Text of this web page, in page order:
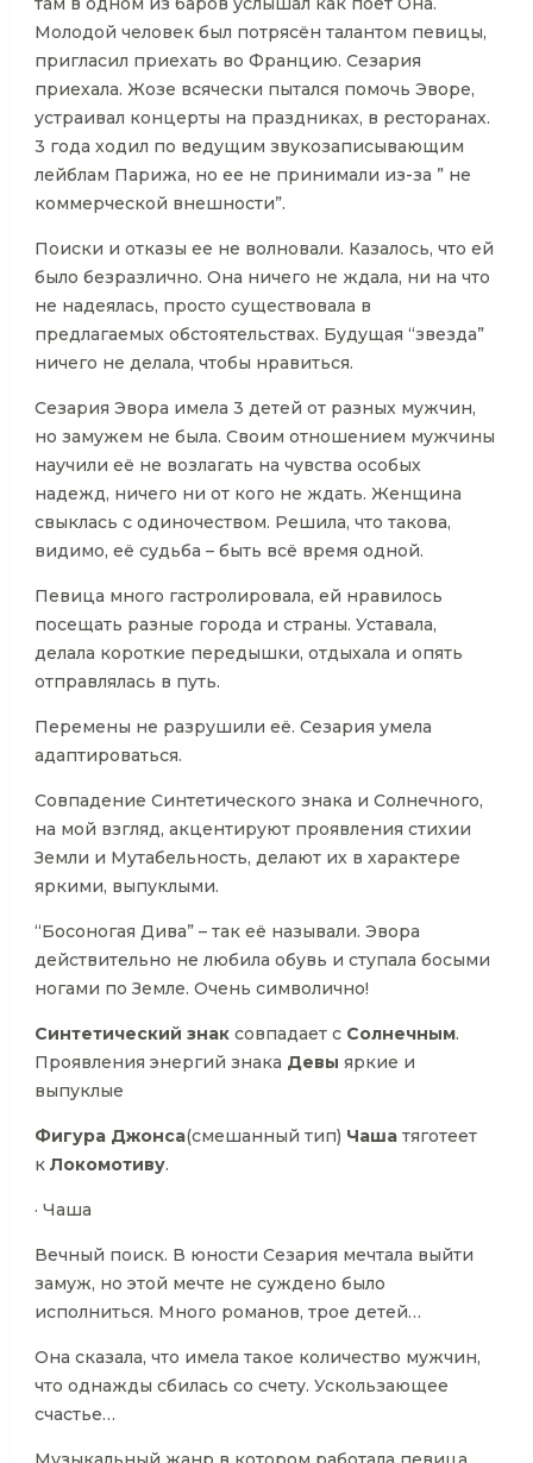
Молодой человек был потрясён талантом певицы,
пригласил приехать во Францию. Сезария
приехала. Жозе всячески пытался помочь Эворе,
устраивал концерты на праздниках, в ресторанах.
3 года ходил по ведущим звукозаписывающим
лейблам Парижа, но ее не принимали из-за ” не
коммерческой внешности”.
Поиски и отказы ее не волновали. Казалось, что ей
было безразлично. Она ничего не ждала, ни на что
не надеялась, просто существовала в
предлагаемых обстоятельствах. Будущая “звезда”
ничего не делала, чтобы нравиться.
Сезария Эвора имела 3 детей от разных мужчин,
но замужем не была. Своим отношением мужчины
научили её не возлагать на чувства особых
надежд, ничего ни от кого не ждать. Женщина
свыклась с одиночеством. Решила, что такова,
видимо, её судьба – быть всё время одной.
Певица много гастролировала, ей нравилось
посещать разные города и страны. Уставала,
делала короткие передышки, отдыхала и опять
отправлялась в путь.
Перемены не разрушили её. Сезария умела
адаптироваться.
Совпадение Синтетического знака и Солнечного,
на мой взгляд, акцентируют проявления стихии
Земли и Мутабельность, делают их в характере
яркими, выпуклыми.
“Босоногая Дива” – так её называли. Эвора
действительно не любила обувь и ступала босыми
ногами по Земле. Очень символично!
Синтетический знак совпадает с Солнечным.
Проявления энергий знака Девы яркие и
выпуклые
Фигура Джонса(смешанный тип) Чаша тяготеет
к Локомотиву.
· Чаша
Вечный поиск. В юности Сезария мечтала выйти
замуж, но этой мечте не суждено было
исполниться. Много романов, трое детей…
Она сказала, что имела такое количество мужчин,
что однажды сбилась со счету. Ускользающее
счастье…